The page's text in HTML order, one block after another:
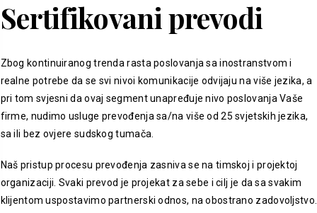
Sertifikovani prevodi
Zbog kontinuiranog trenda rasta poslovanja sa inostranstvom i
realne potrebe da se svi nivoi komunikacije odvijaju na više jezika, a
pri tom svjesni da ovaj segment unapređuje nivo poslovanja Vaše
firme, nudimo usluge prevođenja sa/na više od 25 svjetskih jezika,
sa ili bez ovjere sudskog tumača.
Naš pristup procesu prevođenja zasniva se na timskoj i projektoj
organizaciji. Svaki prevod je projekat za sebe i cilj je da sa svakim
klijentom uspostavimo partnerski odnos, na obostrano zadovoljstvo.